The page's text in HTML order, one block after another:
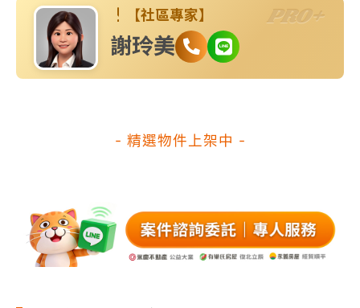
【社區專家】
謝玲美
PRO+
- 精選物件上架中 -